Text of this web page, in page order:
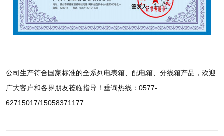
公司生产符合国家标准的全系列电表箱、配电箱、分线箱产品，欢迎
广大客户和各界朋友莅临指导！垂询热线：0577-
62715017/15058371177